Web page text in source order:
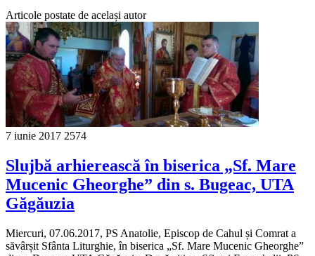
Articole postate de același autor
7 iunie 2017 2574
Slujbă arhierească în biserica „Sf. Mare
Mucenic Gheorghe” din s. Bugeac, UTA
Găgăuzia
Miercuri, 07.06.2017, PS Anatolie, Episcop de Cahul și Comrat a
săvârșit Sfânta Liturghie, în biserica „Sf. Mare Mucenic Gheorghe”